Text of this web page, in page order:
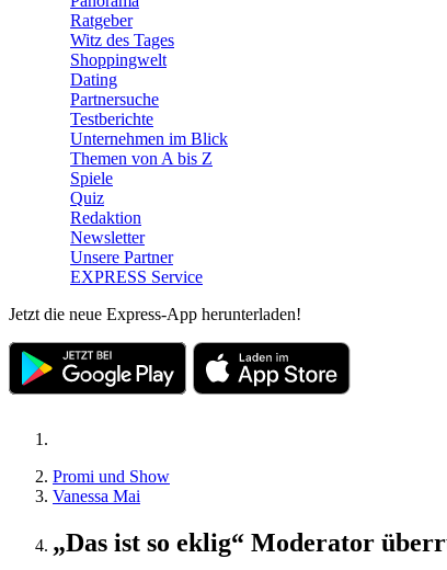
Ratgeber
Witz des Tages
Shoppingwelt
Dating
Partnersuche
Testberichte
Unternehmen im Blick
Themen von A bis Z
Spiele
Quiz
Redaktion
Newsletter
Unsere Partner
EXPRESS Service
Jetzt die neue Express-App herunterladen!
Promi und Show
Vanessa Mai
„Das ist so eklig“ Moderator